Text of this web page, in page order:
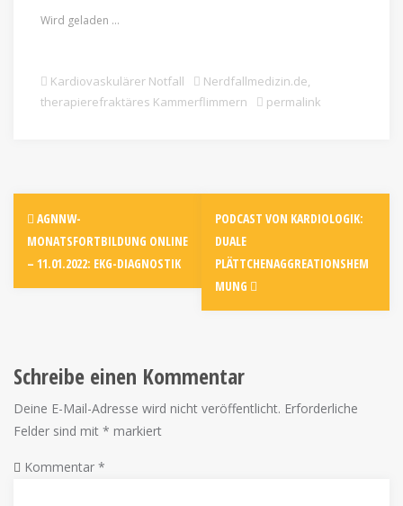
Wird geladen …
Kardiovaskulärer Notfall Nerdfallmedizin.de,
therapierefraktäres Kammerflimmern
permalink
AGNNW-
MONATSFORTBILDUNG ONLINE
– 11.01.2022: EKG-DIAGNOSTIK
PODCAST VON KARDIOLOGIK:
DUALE
PLÄTTCHENAGGREATIONSHEM
MUNG
Schreibe einen Kommentar
Deine E-Mail-Adresse wird nicht veröffentlicht. Erforderliche
Felder sind mit * markiert
Kommentar *